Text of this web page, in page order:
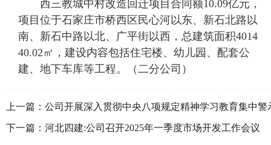
西三教城中村改造回迁项目合同额10.09亿元，
项目位于石家庄市桥西区民心河以东、新石北路以
南、新石中路以北、广平街以西，总建筑面积4014
40.02㎡，建设内容包括住宅楼、幼儿园、配套公
建、地下车库等工程。（二分公司）
上一篇： 公司开展深入贯彻中央八项规定精神学习教育集中警
学习
下一篇： 河北四建:公司召开2025年一季度市场开发工作会议